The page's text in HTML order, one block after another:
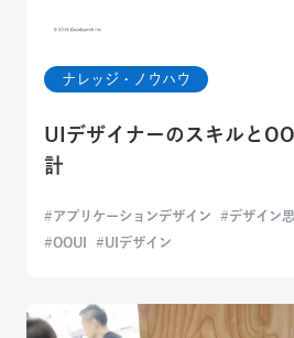
ナレッジ・ノウハウ
UIデザイナーのスキルと
計
アプリケーションデザイン
デザイン
OOUI
UIデザイン